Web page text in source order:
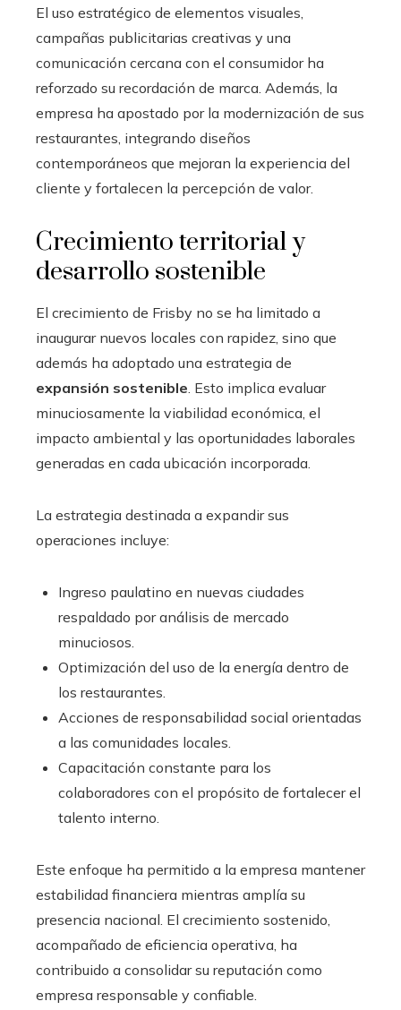
El uso estratégico de elementos visuales,
campañas publicitarias creativas y una
comunicación cercana con el consumidor ha
reforzado su recordación de marca. Además, la
empresa ha apostado por la modernización de sus
restaurantes, integrando diseños
contemporáneos que mejoran la experiencia del
cliente y fortalecen la percepción de valor.
Crecimiento territorial y
desarrollo sostenible
El crecimiento de Frisby no se ha limitado a
inaugurar nuevos locales con rapidez, sino que
además ha adoptado una estrategia de
expansión sostenible. Esto implica evaluar
minuciosamente la viabilidad económica, el
impacto ambiental y las oportunidades laborales
generadas en cada ubicación incorporada.
La estrategia destinada a expandir sus
operaciones incluye:
Ingreso paulatino en nuevas ciudades
respaldado por análisis de mercado
minuciosos.
Optimización del uso de la energía dentro de
los restaurantes.
Acciones de responsabilidad social orientadas
a las comunidades locales.
Capacitación constante para los
colaboradores con el propósito de fortalecer el
talento interno.
Este enfoque ha permitido a la empresa mantener
estabilidad financiera mientras amplía su
presencia nacional. El crecimiento sostenido,
acompañado de eficiencia operativa, ha
contribuido a consolidar su reputación como
empresa responsable y confiable.